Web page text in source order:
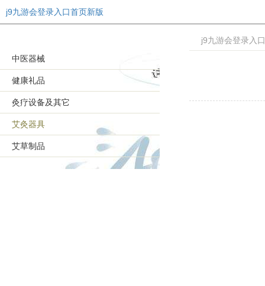
j9九游会登录入口首页新版
中医器械
健康礼品
灸疗设备及其它
艾灸器具
艾草制品
j9九游会登录入